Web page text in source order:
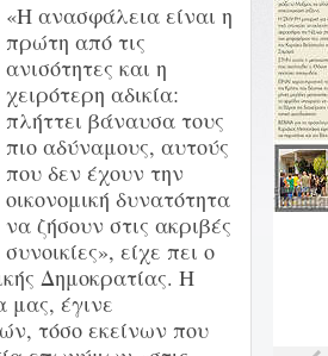
«Η ανασφάλεια είναι η
πρώτη από τις
ανισότητες και η
χειρότερη αδικία:
πλήττει βάναυσα τους
πιο αδύναμους, αυτούς
που δεν έχουν την
οικονομική δυνατότητα
να ζήσουν στις ακριβές
συνοικίες», είχε πει ο
Δημοκρατίας. Η
έγινε
τόσο εκείνων που